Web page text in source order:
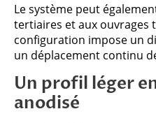
Le système peut
tertiaires et aux ouvrages
configuration impose un
un déplacement continu
Un profil léger
anodisé